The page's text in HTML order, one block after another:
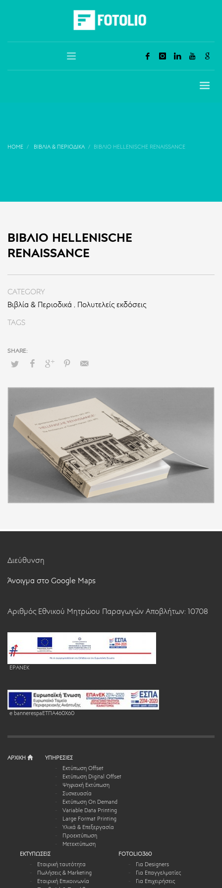
HOME ΒΙΒΛΊΑ & ΠΕΡΙΟΔΙΚΆ ΒΙΒΛΊΟ HELLENISCHE RENAISSANCE
ΒΙΒΛΊΟ HELLENISCHE
RENAISSANCE
CATEGORY
Βιβλία & Περιοδικά , Πολυτελείς εκδόσεις
TAGS
Διεύθυνση
Άνοιγμα στο Google Maps
Αριθμός Εθνικού Μητρώου Παραγωγών Αποβλήτων: 10708
EPANEK
e bannerespaEΤΠΑ460X60
ΑΡΧΙΚΗ
ΥΠΗΡΕΣΙΕΣ
Εκτύπωση Offset
Εκτύπωση Digital Offset
Ψηφιακή Εκτύπωση
Συσκευασία
Εκτύπωση On Demand
Variable Data Printing
Large Format Printing
Υλικά & Επεξεργασία
Προεκτύπωση
Μετεκτύπωση
ΕΚΤΥΠΩΣΕΙΣ
Εταιρική ταυτότητα
Πωλήσεις & Marketing
Εταιρική Επικοινωνία
FOTOLIO360
Για Designers
Για Επαγγελματίες
Για Επιχειρήσεις